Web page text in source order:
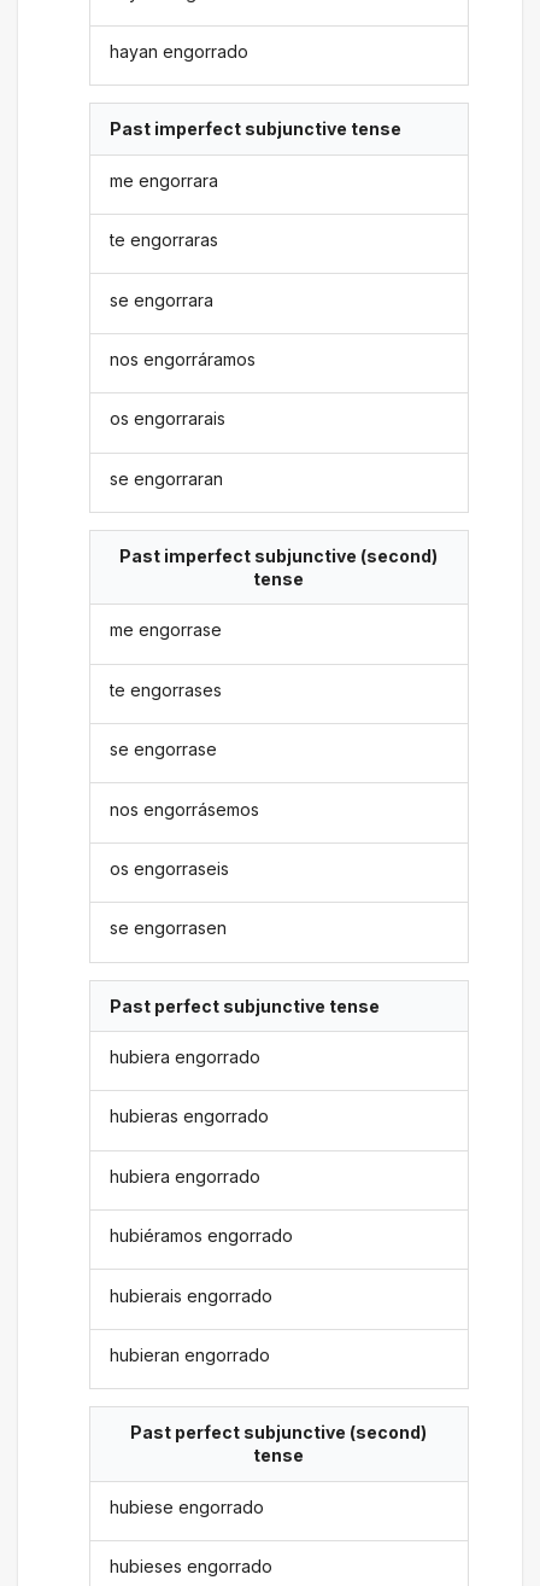
hayan engorrado
Past imperfect subjunctive tense
me engorrara
te engorraras
se engorrara
nos engorráramos
os engorrarais
se engorraran
Past imperfect subjunctive (second)
tense
me engorrase
te engorrases
se engorrase
nos engorrásemos
os engorraseis
se engorrasen
Past perfect subjunctive tense
hubiera engorrado
hubieras engorrado
hubiera engorrado
hubiéramos engorrado
hubierais engorrado
hubieran engorrado
Past perfect subjunctive (second)
tense
hubiese engorrado
hubieses engorrado